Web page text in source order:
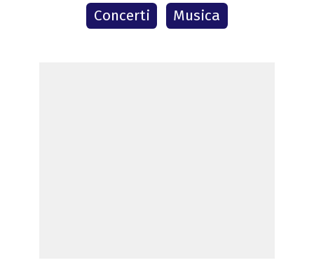
Concerti Musica